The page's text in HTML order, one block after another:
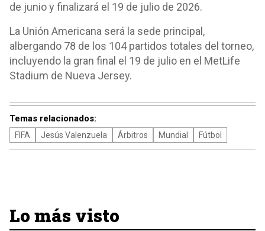
de junio y finalizará el 19 de julio de 2026.
La Unión Americana será la sede principal,
albergando 78 de los 104 partidos totales del torneo,
incluyendo la gran final el 19 de julio en el MetLife
Stadium de Nueva Jersey.
Temas relacionados:
FIFA Jesús Valenzuela Árbitros Mundial Fútbol
Lo más visto